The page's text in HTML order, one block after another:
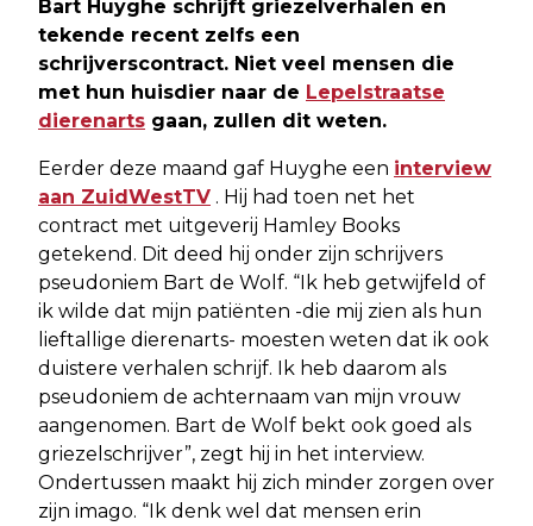
Bart Huyghe schrijft griezelverhalen en
tekende recent zelfs een
schrijverscontract. Niet veel mensen die
met hun huisdier naar de Lepelstraatse
dierenarts gaan, zullen dit weten.
Eerder deze maand gaf Huyghe een interview
aan ZuidWestTV . Hij had toen net het
contract met uitgeverij Hamley Books
getekend. Dit deed hij onder zijn schrijvers
pseudoniem Bart de Wolf. “Ik heb getwijfeld of
ik wilde dat mijn patiënten -die mij zien als hun
lieftallige dierenarts- moesten weten dat ik ook
duistere verhalen schrijf. Ik heb daarom als
pseudoniem de achternaam van mijn vrouw
aangenomen. Bart de Wolf bekt ook goed als
griezelschrijver”, zegt hij in het interview.
Ondertussen maakt hij zich minder zorgen over
zijn imago. “Ik denk wel dat mensen erin